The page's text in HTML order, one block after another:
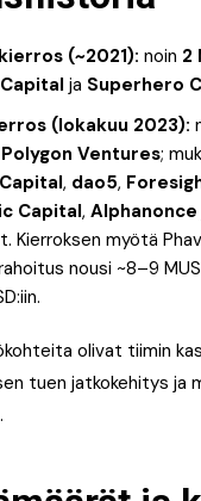
(~2021): noin 2
ja Superhero
(lokakuu 2023):
Polygon Ventures;
, dao5,
Capital, Alphanonce
Kierroksen myötä
nousi ~8–9
olivat tiimin
tuen jatkokehitys ja